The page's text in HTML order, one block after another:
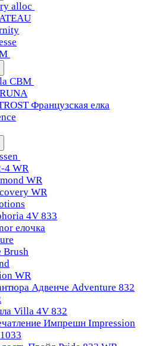
alloc
CBM
Французская елка
4 WR
WR
WR
4V 833
елочка
Brush
WR
Адвенче Adventure 832
Villa 4V 832
Импрешн Impression